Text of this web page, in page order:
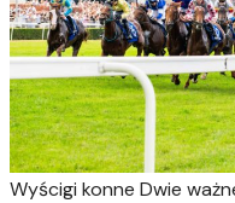
Wyścigi konne Dwie